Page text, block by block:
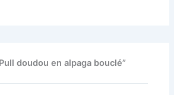
doudou en alpaga bouclé”